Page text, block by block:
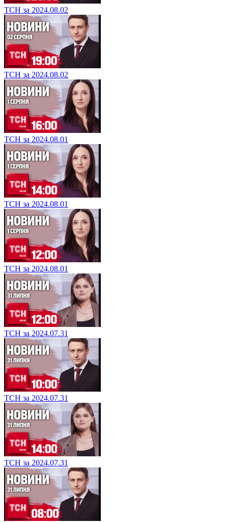
ТСН за 2024.08.02
ТСН за 2024.08.02
ТСН за 2024.08.01
ТСН за 2024.08.01
ТСН за 2024.08.01
ТСН за 2024.07.31
ТСН за 2024.07.31
ТСН за 2024.07.31